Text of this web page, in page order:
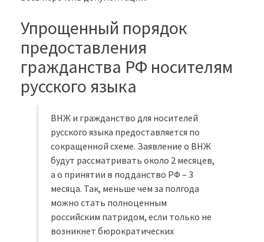
Упрощенный порядок
предоставления
гражданства РФ носителям
русского языка
ВНЖ и гражданство для носителей
русского языка предоставляется по
сокращенной схеме. Заявление о ВНЖ
будут рассматривать около 2 месяцев,
а о принятии в подданство РФ – 3
месяца. Так, меньше чем за полгода
можно стать полноценным
российским патридом, если только не
возникнет бюрократических